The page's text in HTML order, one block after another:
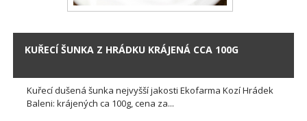
KUŘECÍ ŠUNKA Z HRÁDKU KRÁJENÁ CCA 100G
Kuřecí dušená šunka nejvyšší jakosti Ekofarma Kozí Hrádek
Baleni: krájených ca 100g, cena za...